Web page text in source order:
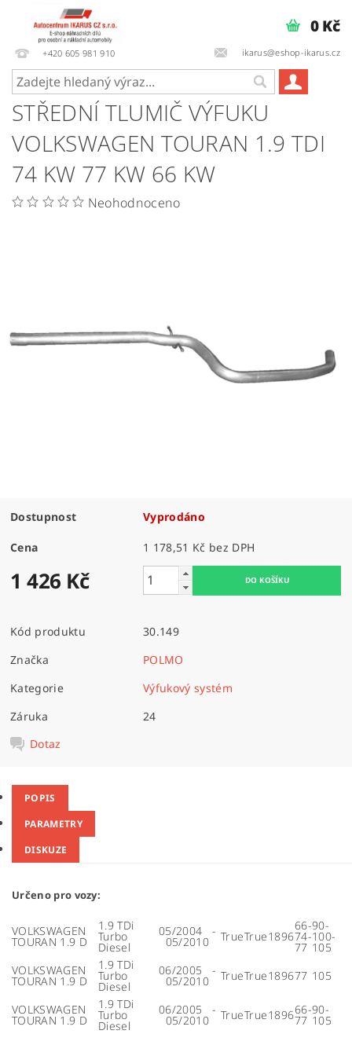
+420 605 981 910 ikarus@eshop-ikarus.cz
0 Kč
STŘEDNÍ TLUMIČ VÝFUKU
VOLKSWAGEN TOURAN 1.9 TDI
74 KW 77 KW 66 KW
Neohodnoceno
Dostupnost Vyprodáno
Cena 1 178,51 Kč bez DPH
1 426 Kč
Kód produktu
30.149
Značka
POLMO
Kategorie
Výfukový systém
Záruka
24
Dotaz
POPIS
PARAMETRY
DISKUZE
Určeno pro vozy:
VOLKSWAGEN
TOURAN 1.9 D
1.9 TDi
Turbo
Diesel
05/2004 -
05/2010 TrueTrue1896
66-
74-
77
90-
100-
105
VOLKSWAGEN
TOURAN 1.9 D
1.9 TDi
Turbo
Diesel
06/2005 -
05/2010 TrueTrue189677 105
VOLKSWAGEN
TOURAN 1.9 D
1.9 TDi
Turbo
Diesel
06/2005 -
05/2010 TrueTrue189666-
77
90-
105